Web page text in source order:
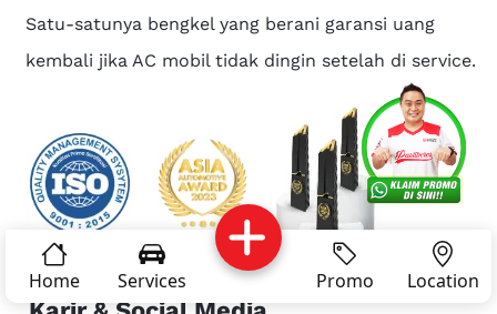
Services Location About Us
Complain Reservasi Article
Home Services Promo Location
Satu-satunya bengkel yang berani garansi uang
kembali jika AC mobil tidak dingin setelah di service.